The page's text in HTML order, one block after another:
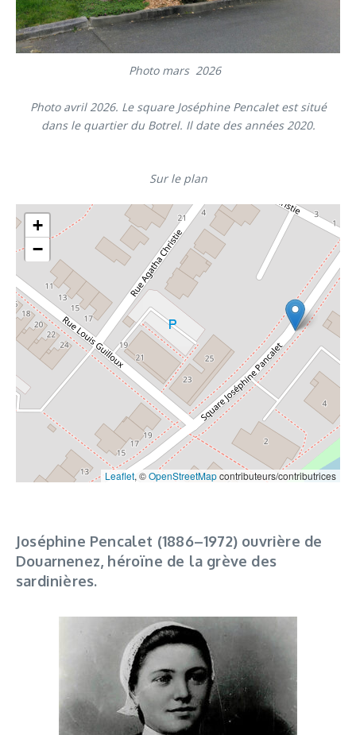
Photo mars 2026
Photo avril 2026. Le square Joséphine Pencalet est situé
dans le quartier du Botrel. Il date des années 2020.
Sur le plan
+
−
Leaflet, ©OpenStreetMapcontributeurs/contributrices
Joséphine Pencalet (1886–1972) ouvrière de
Douarnenez, héroïne de la grève des
sardinières.